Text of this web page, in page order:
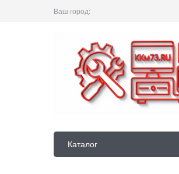
Ваш город:
Каталог